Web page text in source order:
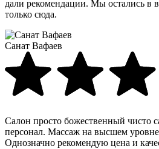
дали рекомендации. Мы остались в
только сюда.
Санат Вафаев
Салон просто божественный чисто
персонал. Массаж на высшем
Однозначно рекомендую цена и